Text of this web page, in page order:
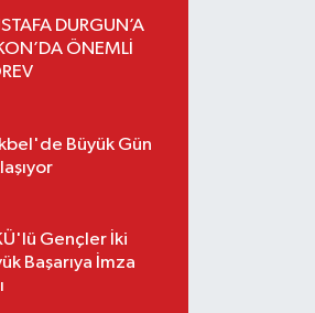
DURGUN’A
ÖNEMLİ
Büyük Gün
Gençler İki
Başarıya İmza